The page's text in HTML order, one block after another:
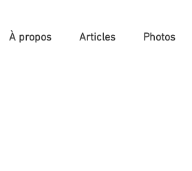
À propos Articles Photos